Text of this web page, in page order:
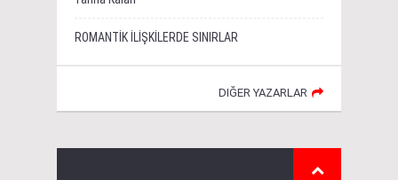
ROMANTİK İLİŞKİLERDE SINIRLAR
DIĞER YAZARLAR